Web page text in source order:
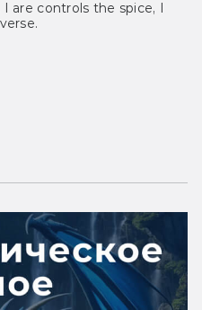
are controls the spice, I